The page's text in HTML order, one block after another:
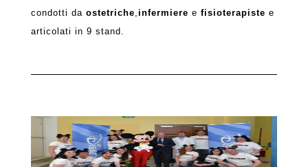
condotti da ostetriche infermiere e fisioterapiste e
articolati in 9 stand.